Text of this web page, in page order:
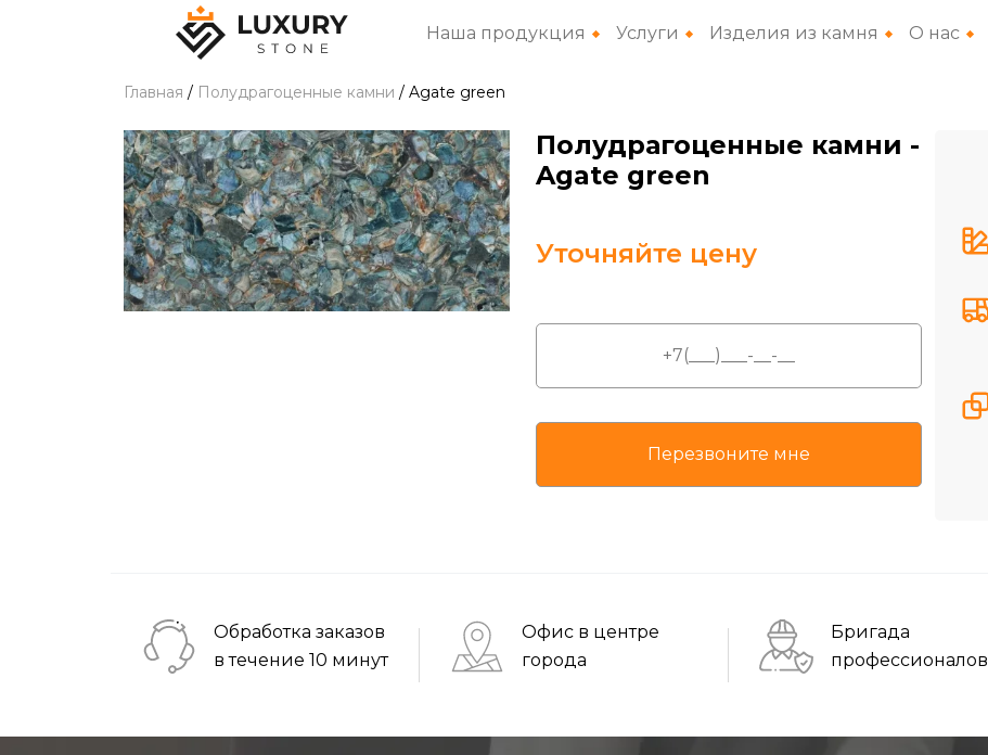
Наша продукция Услуги Изделия из камня О нас
Главная / Полудрагоценные камни / Agate green
Полудрагоценные камни -
Agate green
Уточняйте цену
Обработка заказов
в течение 10 минут
Офис в центре
города
Бригада
профессионалов